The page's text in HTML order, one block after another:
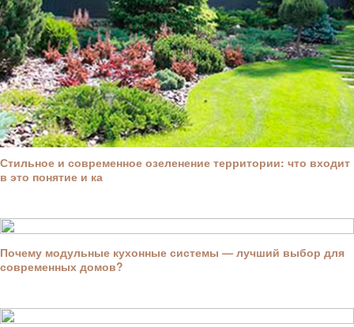
Стильное и современное озеленение территории: что входит
в это понятие и ка
Почему модульные кухонные системы — лучший выбор для
современных домов?